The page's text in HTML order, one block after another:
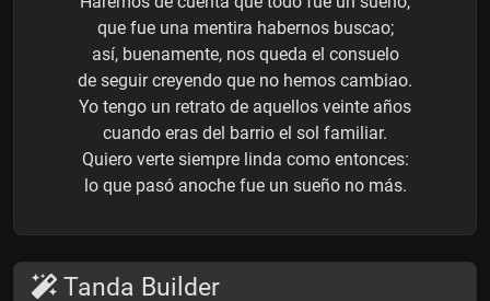
que fue una mentira habernos buscao;
así, buenamente, nos queda el consuelo
de seguir creyendo que no hemos cambiao.
Yo tengo un retrato de aquellos veinte años
cuando eras del barrio el sol familiar.
Quiero verte siempre linda como entonces:
lo que pasó anoche fue un sueño no más.
Tanda Builder